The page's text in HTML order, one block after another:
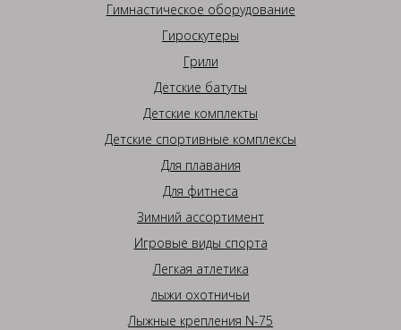
Гимнастическое оборудование
Гироскутеры
Грили
Детские батуты
Детские комплекты
Детские спортивные комплексы
Для плавания
Для фитнеса
Зимний ассортимент
Игровые виды спорта
Легкая атлетика
лыжи охотничьи
Лыжные крепления N-75